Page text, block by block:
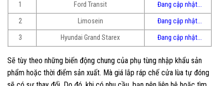
1
Ford Transit
Đang cập nhật…
2
Limosein
Đang cập nhật…
3
Hyundai Grand Starex Đang cập nhật…
Sẽ tùy theo những biến động chung của phụ tùng nhập khẩu sản
phẩm hoặc thời điểm sản xuất. Mà giá lắp ráp chế cửa lùa tự đóng